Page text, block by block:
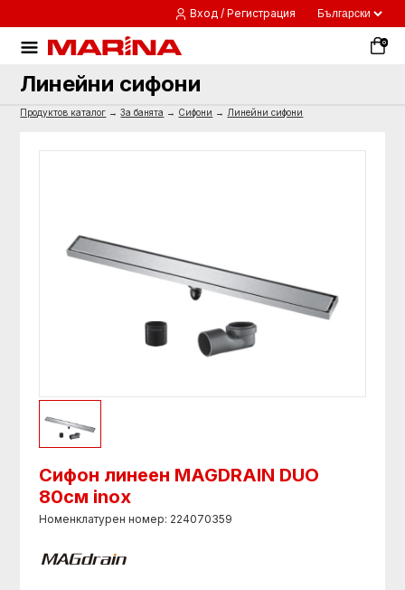
Вход / Регистрация
0
Линейни сифони
Продуктов каталог →За банята → Сифони → Линейни сифони
Сифон линеен MAGDRAIN DUO
80см inox
Номенклатурен номер: 224070359